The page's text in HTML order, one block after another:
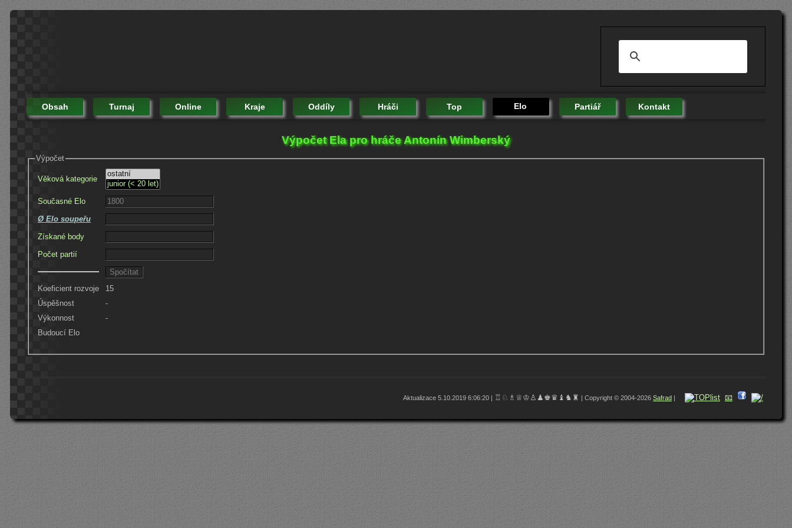
Obsah Turnaj Online Kraje Oddíly Hráči Top Elo Partiář Kontakt
Výpočet Ela pro hráče Antonín Wimberský
Výpočet
Věková kategorie
Současné Elo
Ø Elo soupeřu
Získané body
Počet partií
Koeficient rozvoje
15
Úspěšnost
-
Výkonnost
-
Budoucí Elo
Aktualizace 5.10.2019 6:06:20 | ♖♘♗♕♔♙♟♚♛♝♞♜ | Copyright © 2004-2026 Safrad | 📧